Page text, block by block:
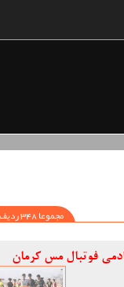
مجموعا 348 ردیف یافت شد
فوتبال مس کرمان